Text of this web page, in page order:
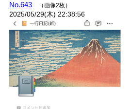
No.643 （画像2枚）
2025/05/29(木) 22:38:56